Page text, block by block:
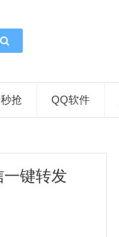
抢 QQ软件
键转发